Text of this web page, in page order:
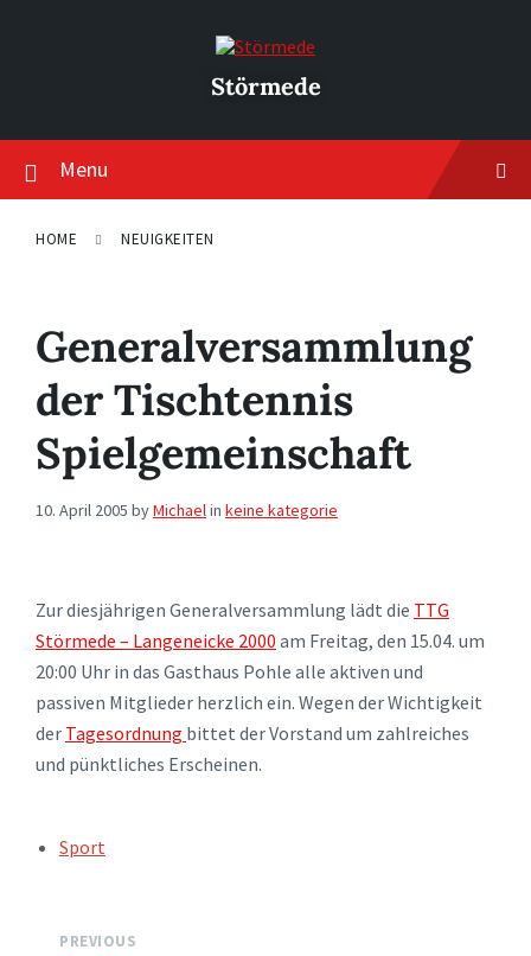
Störmede
Menu
HOME NEUIGKEITEN
Generalversammlung
der Tischtennis
Spielgemeinschaft
10. April 2005 byMichaelin keine kategorie
Zur diesjährigen Generalversammlung lädt die TTG
Störmede – Langeneicke 2000 am Freitag, den 15.04. um
20:00 Uhr in das Gasthaus Pohle alle aktiven und
passiven Mitglieder herzlich ein. Wegen der Wichtigkeit
der Tagesordnung bittet der Vorstand um zahlreiches
und pünktliches Erscheinen.
TAGS:Sport
PREVIOUS